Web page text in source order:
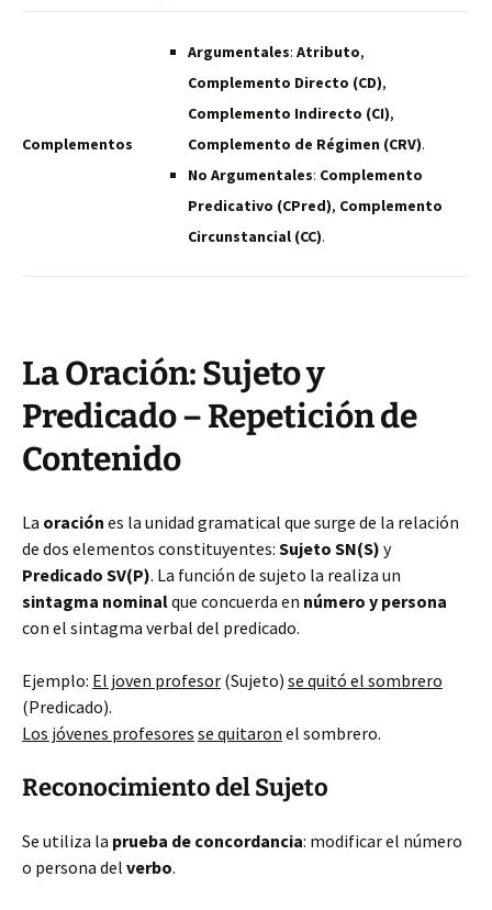
Complementos
Argumentales: Atributo,
Complemento Directo (CD),
Complemento Indirecto (CI),
Complemento de Régimen (CRV).
No Argumentales: Complemento
Predicativo (CPred), Complemento
Circunstancial (CC).
La Oración: Sujeto y
Predicado – Repetición de
Contenido
La oración es la unidad gramatical que surge de la relación
de dos elementos constituyentes: Sujeto SN(S) y
Predicado SV(P). La función de sujeto la realiza un
sintagma nominalque concuerda en número y persona
con el sintagma verbal del predicado.
Ejemplo: El joven profesor (Sujeto) se quitó el sombrero
(Predicado).
Los jóvenes profesores se quitaron el sombrero.
Reconocimiento del Sujeto
Se utiliza la prueba de concordancia: modificar el número
o persona del verbo.